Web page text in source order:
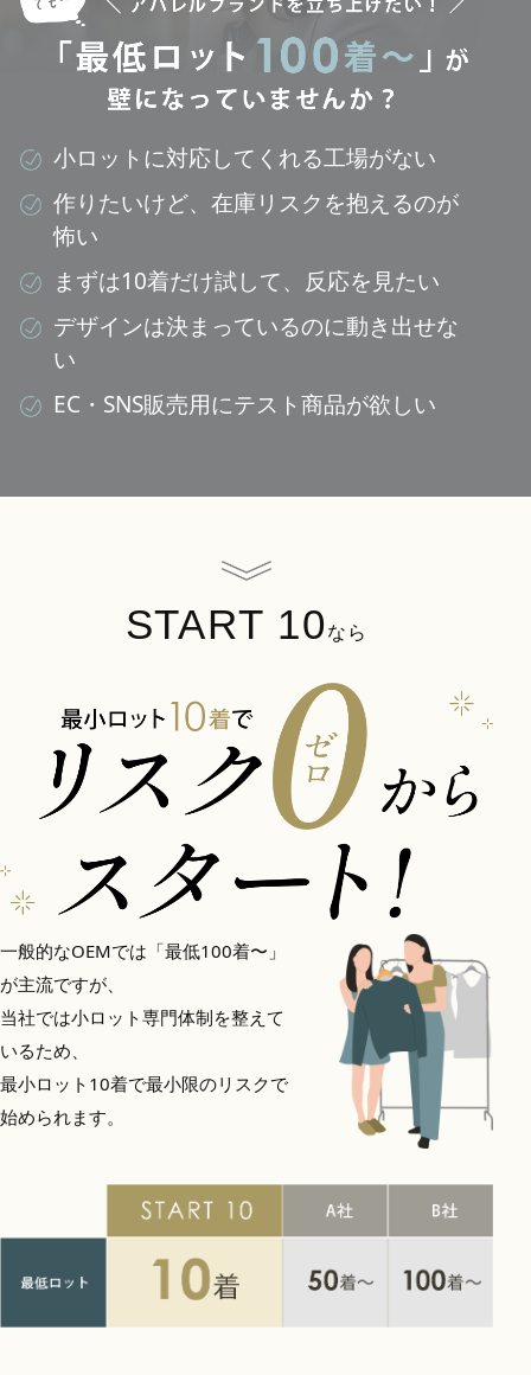
小ロットに対応してくれる工場がない
作りたいけど、在庫リスクを抱えるのが
怖い
まずは10着だけ試して、反応を見たい
デザインは決まっているのに動き出せな
い
EC・SNS販売用にテスト商品が欲しい
START 10なら
一般的なOEMでは「最低100着〜」
が主流ですが、
当社では小ロット専門体制を整えて
いるため、
最小ロット10着で最小限のリスクで
始められます。